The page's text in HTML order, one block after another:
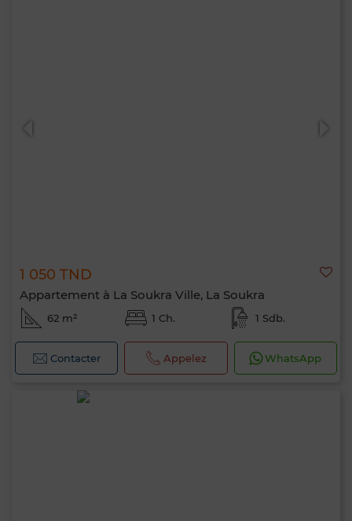
1 050 TND
Appartement à La Soukra Ville, La Soukra
62 m² 1 Ch. 1 Sdb.
Contacter Appelez WhatsApp